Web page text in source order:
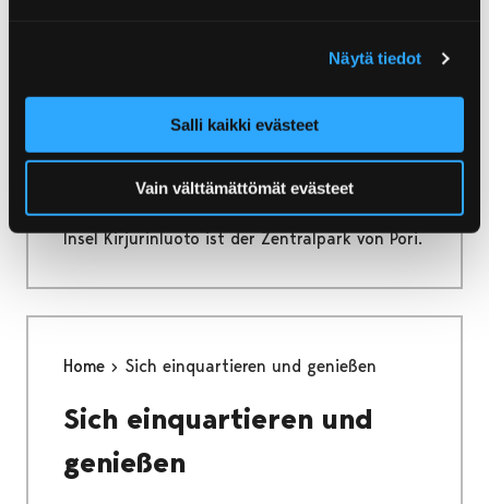
Näytä tiedot
Salli kaikki evästeet
Vain välttämättömät evästeet
Kirjurinluoto
Inmitten des Flusses Kokemäenjoki gelegene
Insel Kirjurinluoto ist der Zentralpark von Pori.
Home Sich einquartieren und genießen
Sich einquartieren und
genießen